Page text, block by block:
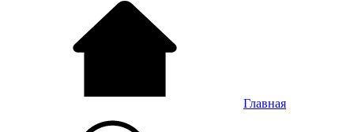
Главная